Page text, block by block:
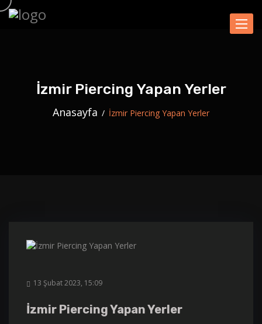
İzmir Piercing Yapan Yerler
Anasayfa İzmir Piercing Yapan Yerler
13 Şubat 2023, 15:09
İzmir Piercing Yapan Yerler